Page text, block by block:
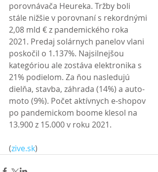
porovnávača Heureka. Tržby boli
stále nižšie v porovnaní s rekordnými
2,08 mld € z pandemického roka
2021. Predaj solárnych panelov vlani
poskočil o 1.137%. Najsilnejšou
kategóriou ale zostáva elektronika s
21% podielom. Za ňou nasledujú
dielňa, stavba, záhrada (14%) a auto-
moto (9%). Počet aktívnych e-shopov
po pandemickom boome klesol na
13.900 z 15.000 v roku 2021.
(zive.sk)